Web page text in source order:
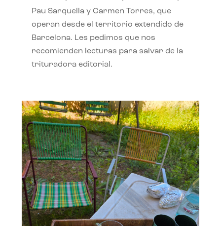
Pau Sarquella y Carmen Torres, que
operan desde el territorio extendido de
Barcelona. Les pedimos que nos
recomienden lecturas para salvar de la
trituradora editorial.